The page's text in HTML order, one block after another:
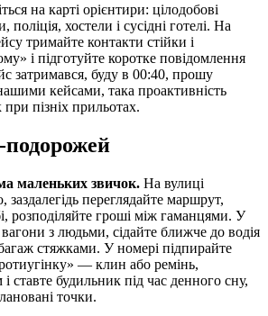
на карті орієнтири: цілодобові
хостели і сусідні готелі. На
тримайте контакти стійки і
і підготуйте коротке повідомлення
затримався, буду в 00:40, прошу
кейсами, така проактивність
пізніх прильотах.
подорожей
маленьких звичок. На вулиці
переглядайте маршрут,
розподіляйте гроші між гаманцями. У
з людьми, сідайте ближче до водія
стяжками. У номері підпирайте
— клин або ремінь,
ставте будильник під час денного сну,
точки.